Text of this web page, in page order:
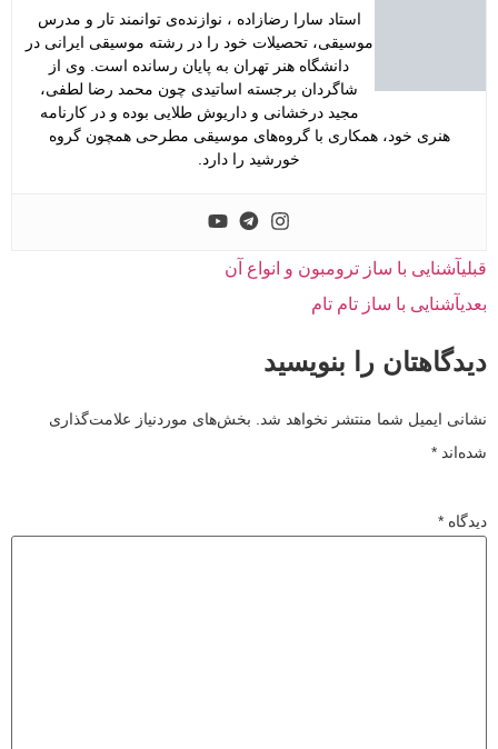
استاد سارا رضازاده ، نوازنده‌ی توانمند تار و مدرس
موسیقی، تحصیلات خود را در رشته موسیقی ایرانی در
دانشگاه هنر تهران به پایان رسانده است. وی از
شاگردان برجسته اساتیدی چون محمد رضا لطفی،
مجید درخشانی و داریوش طلایی بوده و در کارنامه
هنری خود، همکاری با گروه‌های موسیقی مطرحی همچون گروه
خورشید را دارد.
قبلیآشنایی با ساز ترومبون و انواع آن
بعدیآشنایی با ساز تام تام
دیدگاهتان را بنویسید
نشانی ایمیل شما منتشر نخواهد شد. بخش‌های موردنیاز علامت‌گذاری
شده‌اند *
دیدگاه *